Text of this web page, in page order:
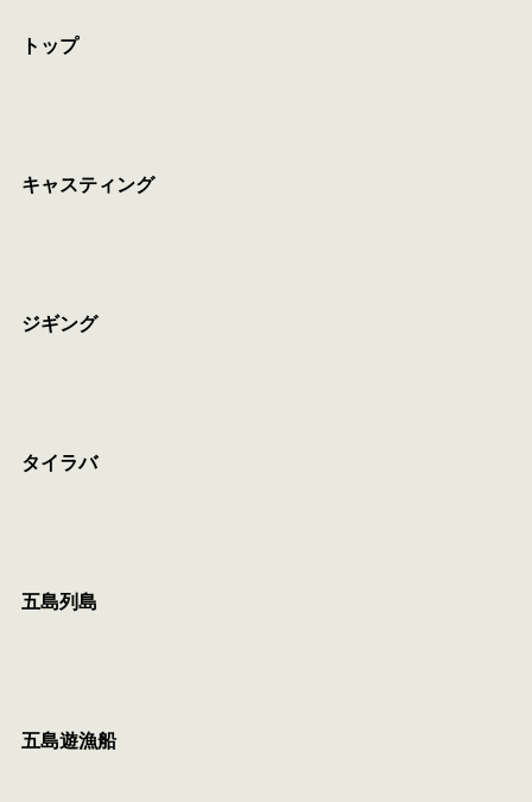
トップ
キャスティング
ジギング
タイラバ
五島列島
五島遊漁船